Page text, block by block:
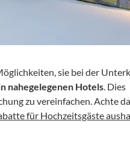
sie bei der
nahegelegenen Hotels. Dies
zu vereinfachen. Achte
für Hochzeitsgäste